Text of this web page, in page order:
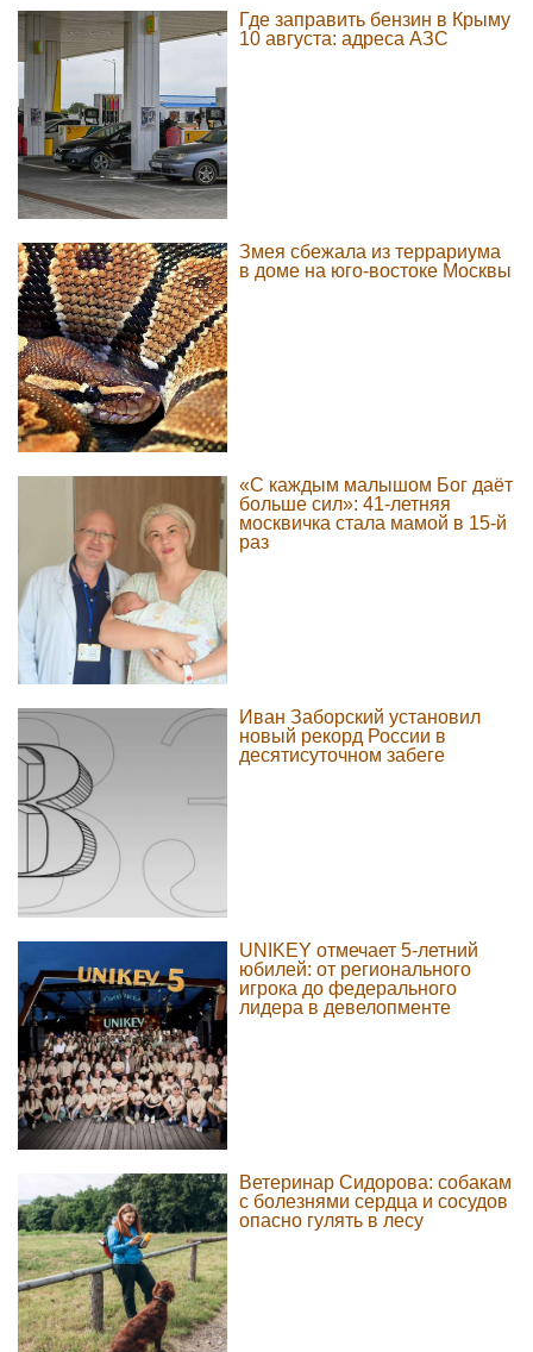
Где заправить бензин в Крыму
10 августа: адреса АЗС
Змея сбежала из террариума
в доме на юго-востоке Москвы
«С каждым малышом Бог даёт
больше сил»: 41-летняя
москвичка стала мамой в 15-й
раз
Иван Заборский установил
новый рекорд России в
десятисуточном забеге
UNIKEY отмечает 5-летний
юбилей: от регионального
игрока до федерального
лидера в девелопменте
Ветеринар Сидорова: собакам
с болезнями сердца и сосудов
опасно гулять в лесу